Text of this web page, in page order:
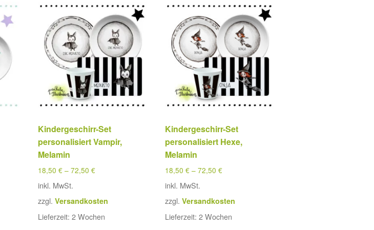
Kindergeschirr-Set
personalisiert Vampir,
Melamin
18,50€ –72,50€
inkl. MwSt.
zzgl.Versandkosten
Lieferzeit:2 Wochen
Kindergeschirr-Set
personalisiert Hexe,
Melamin
18,50€ –72,50€
inkl. MwSt.
zzgl.Versandkosten
Lieferzeit:2 Wochen